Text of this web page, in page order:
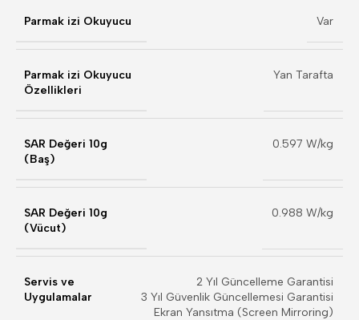
Parmak izi Okuyucu Var
Parmak izi Okuyucu
Özellikleri
Yan Tarafta
SAR Değeri 10g
(Baş)
0.597 W/kg
SAR Değeri 10g
(Vücut)
0.988 W/kg
Servis ve
Uygulamalar
2 Yıl Güncelleme Garantisi
3 Yıl Güvenlik Güncellemesi Garantisi
Ekran Yansıtma (Screen Mirroring)